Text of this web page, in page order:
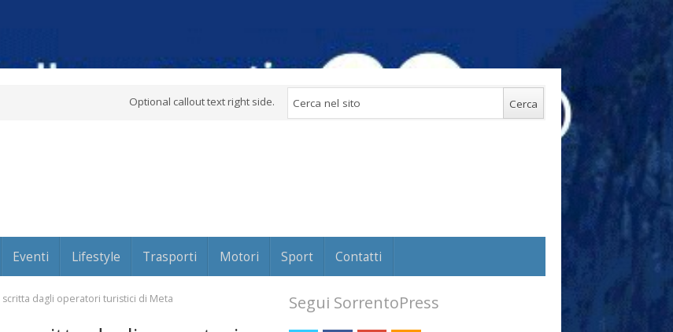
Optional callout text right side.
Eventi Lifestyle Trasporti Motori Sport Contatti
scritta dagli operatori turistici di Meta Segui SorrentoPress